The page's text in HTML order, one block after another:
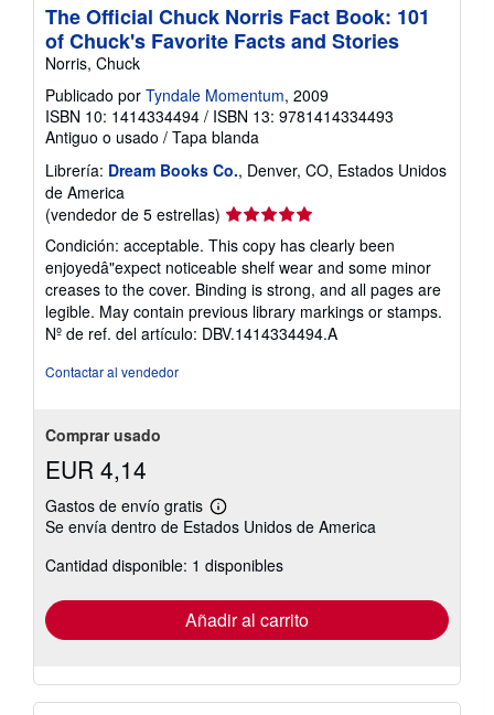
The Official Chuck Norris Fact Book: 101
of Chuck's Favorite Facts and Stories
Norris, Chuck
Publicado por Tyndale Momentum, 2009
ISBN 10: 1414334494 / ISBN 13: 9781414334493
Antiguo o usado / Tapa blanda
Librería: Dream Books Co., Denver, CO, Estados Unidos
de America
(vendedor de 5 estrellas) Calificación
vendedor:
5
de
5
estrellas
Condición: acceptable. This copy has clearly been
enjoyedâ"expect noticeable shelf wear and some minor
creases to the cover. Binding is strong, and all pages are
legible. May contain previous library markings or stamps.
Nº de ref. del artículo: DBV.1414334494.A
Contactar al vendedor
Comprar usado
EUR 4,14
Gastos de envío gratis
Más
información
las
tarifas
envío
Se envía dentro de Estados Unidos de America
Cantidad disponible: 1 disponibles
Añadir al carrito